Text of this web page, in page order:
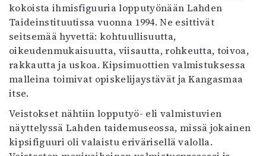
kokoista ihmisfiguuria lopputyönään Lahden
Taideinstituutissa vuonna 1994. Ne esittivät
seitsemää hyvettä: kohtuullisuutta,
oikeudenmukaisuutta, viisautta, rohkeutta, toivoa,
rakkautta ja uskoa. Kipsimuottien valmistuksessa
malleina toimivat opiskelijaystävät ja Kangasmaa
itse.
Veistokset nähtiin lopputyö- eli valmistuvien
näyttelyssä Lahden taidemuseossa, missä jokainen
kipsifiguuri oli valaistu erivärisellä valolla.